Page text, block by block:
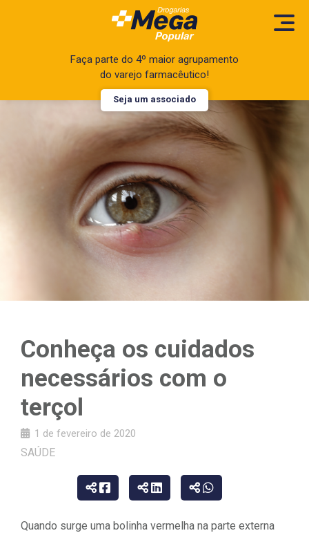
Faça parte do 4º maior agrupamento
do varejo farmacêutico!
Seja um associado
Conheça os cuidados
necessários com o
terçol
1 de fevereiro de 2020
SAÚDE
Quando surge uma bolinha vermelha na parte externa